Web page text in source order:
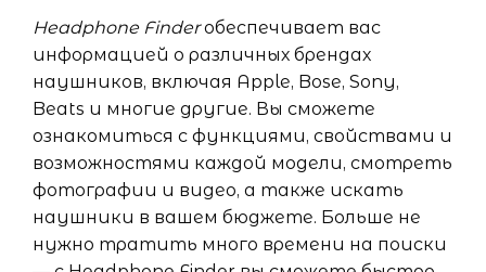
Headphone Finderобеспечивает вас
информацией о различных брендах
наушников, включая Apple, Bose, Sony,
Beats и многие другие. Вы сможете
ознакомиться с функциями, свойствами и
возможностями каждой модели, смотреть
фотографии и видео, а также искать
наушники в вашем бюджете. Больше не
нужно тратить много времени на поиски